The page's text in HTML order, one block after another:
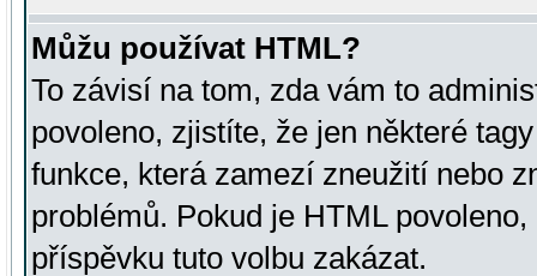
Můžu používat HTML?
To závisí na tom, zda vám to
povoleno, zjistíte, že jen některé
funkce, která zamezí zneužití nebo
problémů. Pokud je HTML
příspěvku tuto volbu zakázat.